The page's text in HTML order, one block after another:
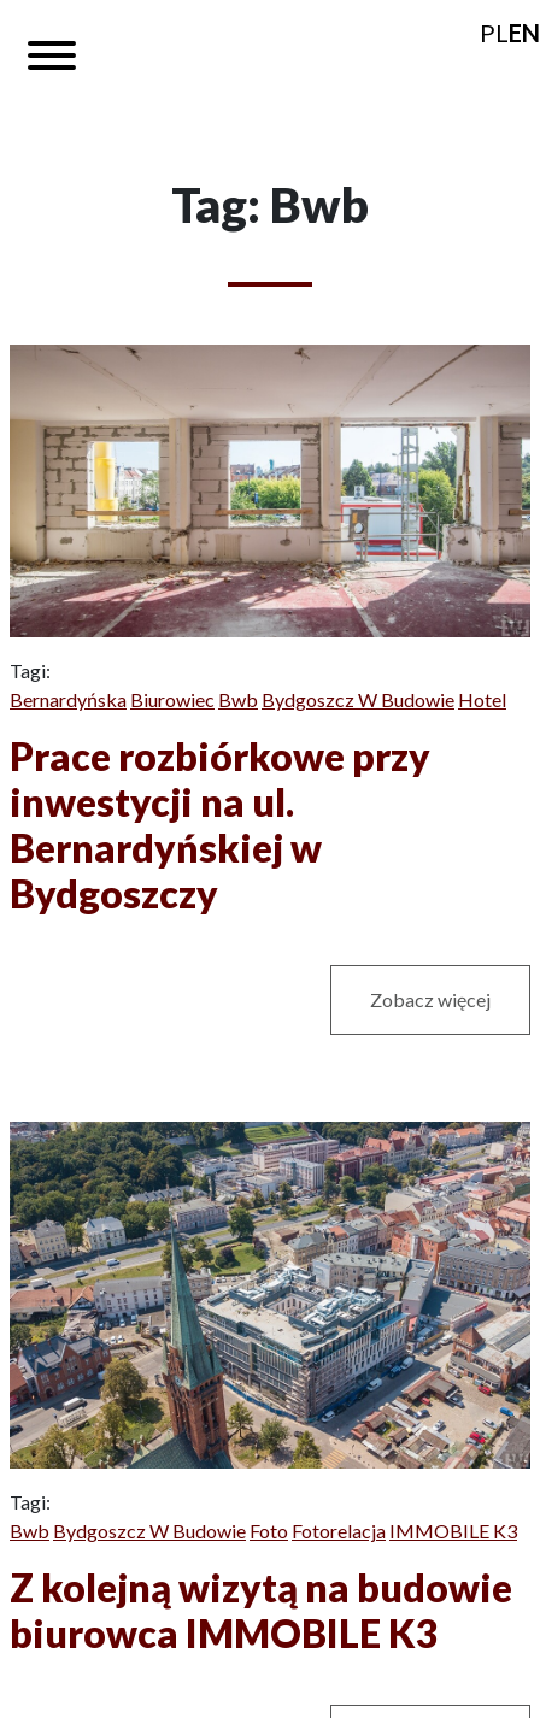
PLEN
Tag: Bwb
Tagi:
Bernardyńska Biurowiec Bwb Bydgoszcz W Budowie Hotel
Prace rozbiórkowe przy
inwestycji na ul.
Bernardyńskiej w
Bydgoszczy
Zobacz więcej
Tagi:
Bwb Bydgoszcz W Budowie Foto Fotorelacja IMMOBILE K3
Z kolejną wizytą na budowie
biurowca IMMOBILE K3